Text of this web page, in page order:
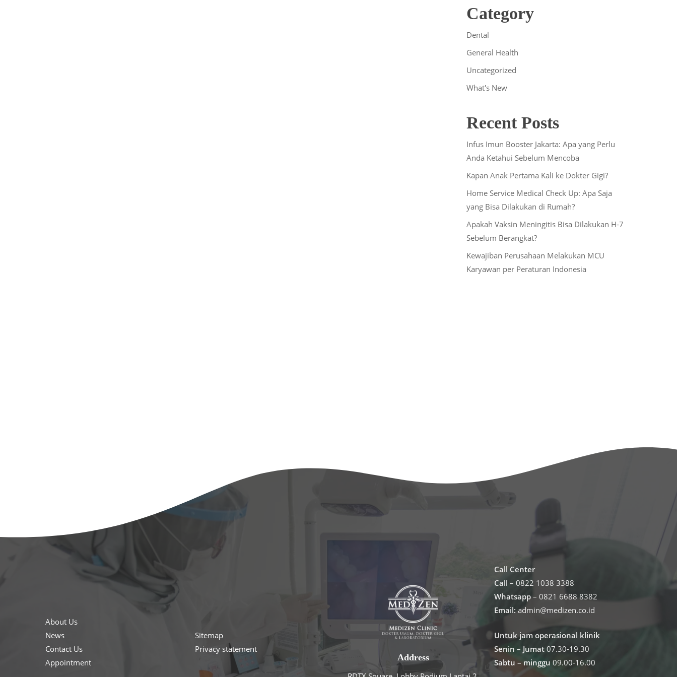
Category
Dental
General Health
Uncategorized
What's New
Recent Posts
Infus Imun Booster Jakarta: Apa yang Perlu
Anda Ketahui Sebelum Mencoba
Kapan Anak Pertama Kali ke Dokter Gigi?
Home Service Medical Check Up: Apa Saja
yang Bisa Dilakukan di Rumah?
Apakah Vaksin Meningitis Bisa Dilakukan H-7
Sebelum Berangkat?
Kewajiban Perusahaan Melakukan MCU
Karyawan per Peraturan Indonesia
About Us
News
Contact Us
Appointment
Sitemap
Privacy statement
Address
Call Center
Call – 0822 1038 3388
Whatsapp– 0821 6688 8382
Email:admin@medizen.co.id
Untuk jam operasional klinik
Senin – Jumat 07.30-19.30
Sabtu – minggu 09.00-16.00